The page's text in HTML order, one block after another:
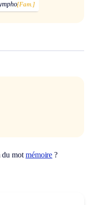
[Fam.]
du mot mémoire ?